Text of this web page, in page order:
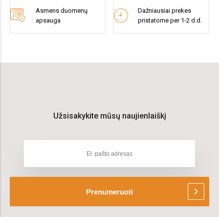
Asmens duomenų
apsauga
Dažniausiai prekes
pristatome per 1-2 d.d.
Užsisakykite mūsų naujienlaiškį
Prenumeruoti chevron_right